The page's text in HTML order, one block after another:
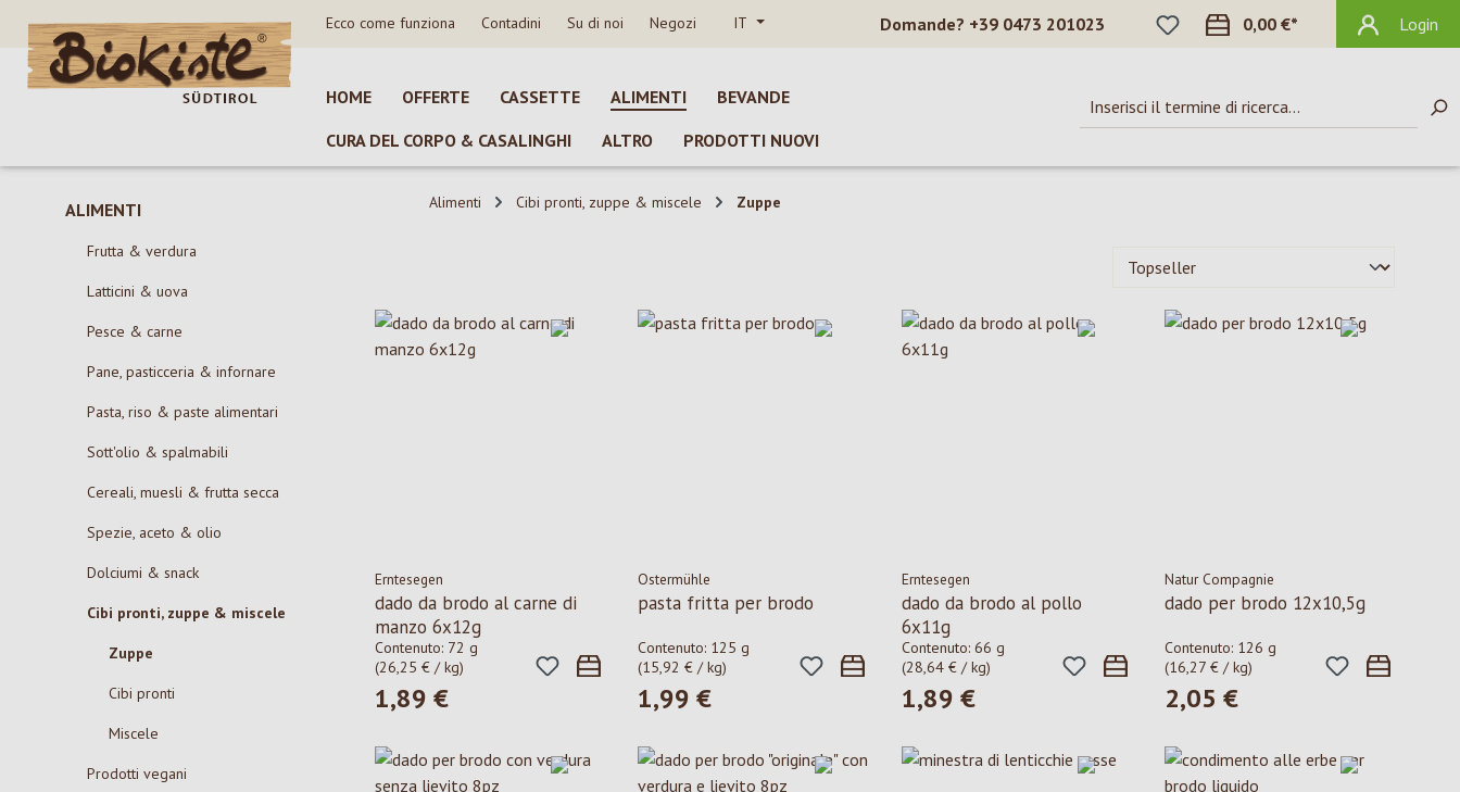
al contenuto principale
Salta alla ricerca
Passa alla navigazione principale Ecco come funziona Contadini Su di noi Negozi IT Domande? +39 0473 201023
HAI 0 ARTICOLI NELLA LISTA DEI
0,00 €* Login
HOME OFFERTE CASSETTE ALIMENTI
BEVANDE
CURA DEL CORPO & CASALINGHI
ALTRO PRODOTTI NUOVI
ALIMENTI
Frutta & verdura
Latticini & uova
Pesce & carne
Pane, pasticceria & infornare
Pasta, riso & paste alimentari
Sott'olio & spalmabili
Cereali, muesli & frutta secca
Spezie, aceto & olio
Dolciumi & snack
Cibi pronti, zuppe & miscele
Zuppe
Cibi pronti
Miscele
Prodotti vegani
Alimenti Cibi pronti, zuppe & miscele Zuppe
Erntesegen
dado da brodo al carne di
manzo 6x12g
Contenuto: 72 g
(26,25 € / kg)
Prezzo normale:
1,89 €
Ostermühle
pasta fritta per brodo
Contenuto: 125 g
(15,92 € / kg)
Prezzo normale:
1,99 €
Erntesegen
dado da brodo al pollo
6x11g
Contenuto: 66 g
(28,64 € / kg)
Prezzo normale:
1,89 €
Natur Compagnie
dado per brodo 12x10,5g
Contenuto: 126 g
(16,27 € / kg)
Prezzo normale:
2,05 €